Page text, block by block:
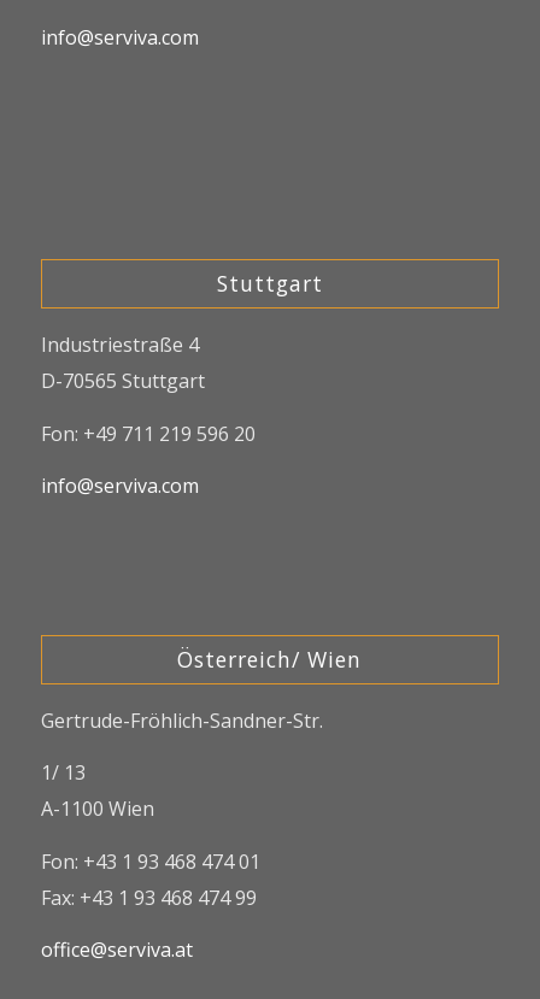
info@serviva.com
Stuttgart
Industriestraße 4
D-70565 Stuttgart
Fon: +49 711 219 596 20
info@serviva.com
Österreich/ Wien
Gertrude-Fröhlich-Sandner-Str.
1/ 13
A-1100 Wien
Fon: +43 1 93 468 474 01
Fax: +43 1 93 468 474 99
office@serviva.at